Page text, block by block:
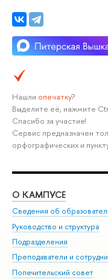
Нашли опечатку?
Выделите её, нажмите
Спасибо за участие!
Сервис предназначен
орфографических и
О КАМПУСЕ
Сведения об
Руководство и структура
Подразделения
Преподаватели и
Попечительский совет